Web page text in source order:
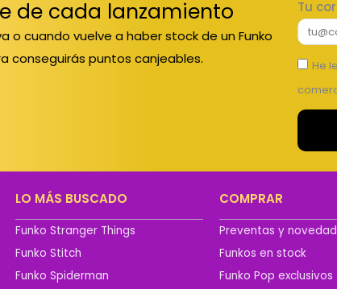
de cada lanzamiento
o cuando vuelve a haber stock de un Funko
conseguirás puntos canjeables.
Tu
He
LO MÁS BUSCADO
Funko Stranger Things
Funko Stitch
Funko Spiderman
COMPRAR
Preventas y
Funkos en stock
Funko Pop exclusivos